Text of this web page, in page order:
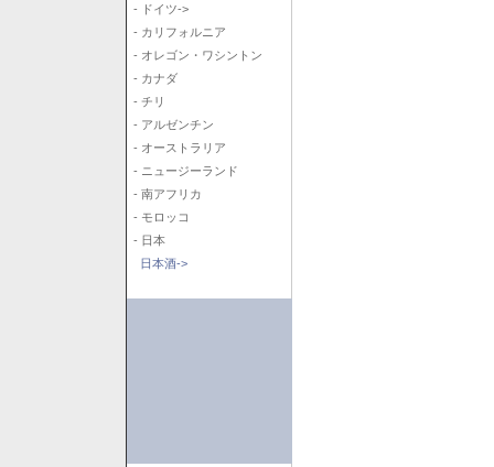
- ドイツ->
- カリフォルニア
- オレゴン・ワシントン
- カナダ
- チリ
- アルゼンチン
- オーストラリア
- ニュージーランド
- 南アフリカ
- モロッコ
- 日本
日本酒->